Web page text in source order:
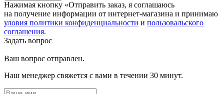
Нажимая кнопку «Отправить заказ, я соглашаюсь
на получение информации от интернет-магазина и принимаю
уловия политики конфиденциальности и пользовальского
соглашения.
Задать вопрос
Ваш вопрос отправлен.
Наш менеджер свяжется с вами в течении 30 минут.